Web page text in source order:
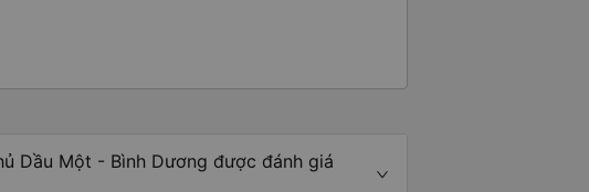
Dầu Một - Bình Dương được đánh giá